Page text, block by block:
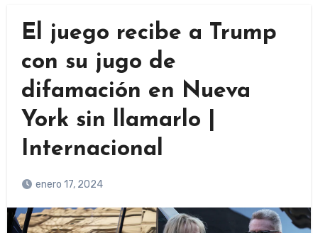
El juego recibe a Trump
con su jugo de
difamación en Nueva
York sin llamarlo |
Internacional
enero 17, 2024